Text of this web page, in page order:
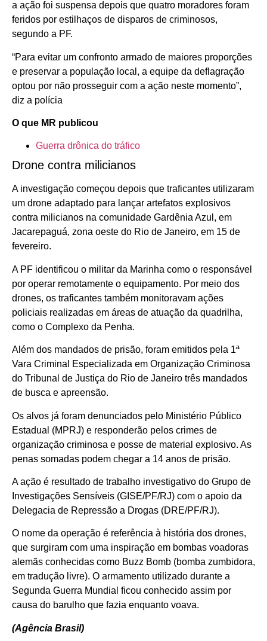
a ação foi suspensa depois que quatro moradores foram
feridos por estilhaços de disparos de criminosos,
segundo a PF.
“Para evitar um confronto armado de maiores proporções
e preservar a população local, a equipe da deflagração
optou por não prosseguir com a ação neste momento”,
diz a polícia
O que MR publicou
Guerra drônica do tráfico
Drone contra milicianos
A investigação começou depois que traficantes utilizaram
um drone adaptado para lançar artefatos explosivos
contra milicianos na comunidade Gardênia Azul, em
Jacarepaguá, zona oeste do Rio de Janeiro, em 15 de
fevereiro.
A PF identificou o militar da Marinha como o responsável
por operar remotamente o equipamento. Por meio dos
drones, os traficantes também monitoravam ações
policiais realizadas em áreas de atuação da quadrilha,
como o Complexo da Penha.
Além dos mandados de prisão, foram emitidos pela 1ª
Vara Criminal Especializada em Organização Criminosa
do Tribunal de Justiça do Rio de Janeiro três mandados
de busca e apreensão.
Os alvos já foram denunciados pelo Ministério Público
Estadual (MPRJ) e responderão pelos crimes de
organização criminosa e posse de material explosivo. As
penas somadas podem chegar a 14 anos de prisão.
A ação é resultado de trabalho investigativo do Grupo de
Investigações Sensíveis (GISE/PF/RJ) com o apoio da
Delegacia de Repressão a Drogas (DRE/PF/RJ).
O nome da operação é referência à história dos drones,
que surgiram com uma inspiração em bombas voadoras
alemãs conhecidas como Buzz Bomb (bomba zumbidora,
em tradução livre). O armamento utilizado durante a
Segunda Guerra Mundial ficou conhecido assim por
causa do barulho que fazia enquanto voava.
(Agência Brasil)